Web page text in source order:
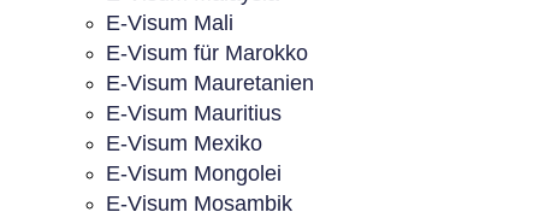
E-Visum Mali
E-Visum für Marokko
E-Visum Mauretanien
E-Visum Mauritius
E-Visum Mexiko
E-Visum Mongolei
E-Visum Mosambik